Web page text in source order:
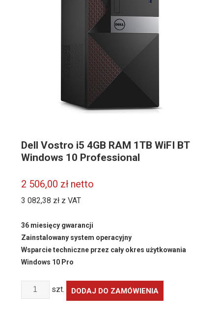
Dell Vostro i5 4GB RAM 1TB WiFI BT
Windows 10 Professional
2 506,00 złnetto
3 082,38 złz VAT
36 miesięcy gwarancji
Zainstalowany system operacyjny
Wsparcie techniczne przez cały okres użytkowania
Windows 10 Pro
Ilość szt. DODAJ DO ZAMÓWIENIA